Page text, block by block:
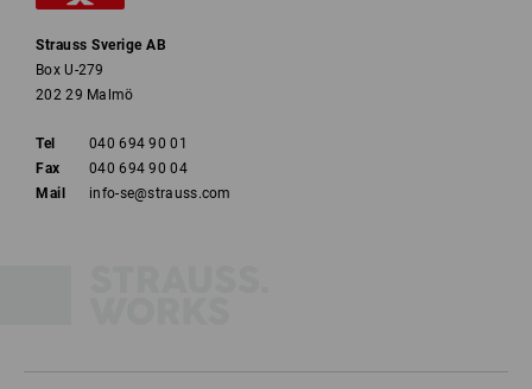
Strauss Sverige AB
Box U-279
202 29 Malmö
Tel
040 694 90 01
Fax
040 694 90 04
Mail
info-se@strauss.com